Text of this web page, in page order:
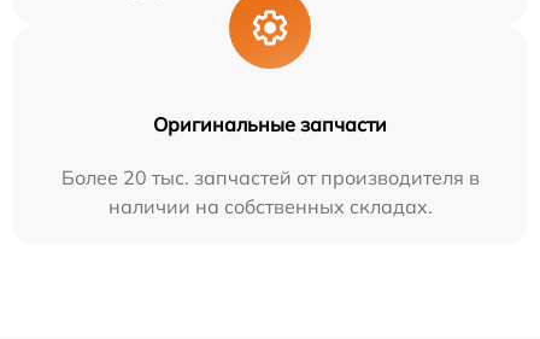
Оригинальные запчасти
Более 20 тыс. запчастей от производителя в
наличии на собственных складах.